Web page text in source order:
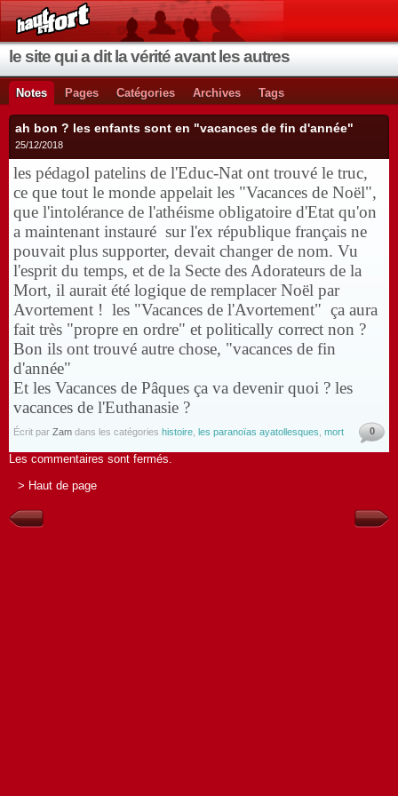
le site qui a dit la vérité avant les autres
Notes Pages Catégories Archives Tags
ah bon ? les enfants sont en "vacances de fin d'année"
25/12/2018
les pédagol patelins de l'Educ-Nat ont trouvé le truc,
ce que tout le monde appelait les "Vacances de Noël",
que l'intolérance de l'athéisme obligatoire d'Etat qu'on
a maintenant instauré sur l'ex république français ne
pouvait plus supporter, devait changer de nom. Vu
l'esprit du temps, et de la Secte des Adorateurs de la
Mort, il aurait été logique de remplacer Noël par
Avortement ! les "Vacances de l'Avortement" ça aura
fait très "propre en ordre" et politically correct non ?
Bon ils ont trouvé autre chose, "vacances de fin
d'année"
Et les Vacances de Pâques ça va devenir quoi ? les
vacances de l'Euthanasie ?
Écrit par Zam dans les catégories histoire les paranoïas ayatollesques mort 0
Les commentaires sont fermés.
> Haut de page